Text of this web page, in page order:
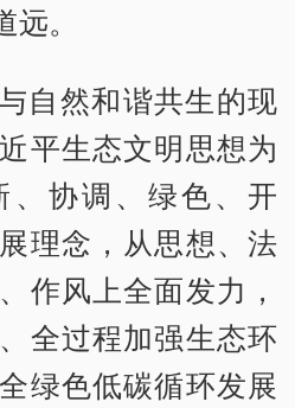
。
自然和谐共生的现
平生态文明思想为
协调、绿色、开
理念，从思想、法
作风上全面发力，
全过程加强生态环
绿色低碳循环发展